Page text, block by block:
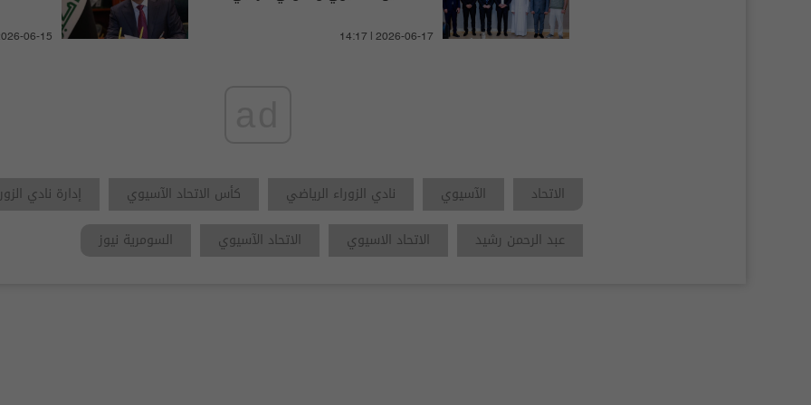
14:17 | 2026-06-17
06-15
الاتحاد الآسيوي نادي الزوراء الرياضي كأس الاتحاد الآسيوي إدارة نادي
عبد الرحمن رشيد
الاتحاد الاسيوي الاتحاد الآسيوي السومرية نيوز